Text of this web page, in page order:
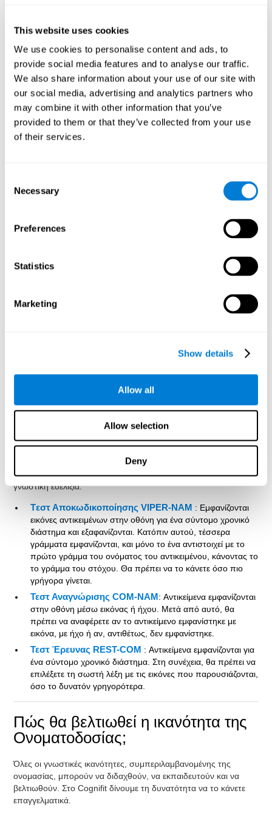
This website uses cookies
We use cookies to personalise content and ads, to
provide social media features and to analyse our traffic.
We also share information about your use of our site with
our social media, advertising and analytics partners who
may combine it with other information that you’ve
provided to them or that they’ve collected from your use
of their services.
Selection
Necessary
Preferences
Statistics
Marketing
Show details
Allow all
Allow selection
Deny
Παρά το γεγονός ότι εμφανίζονται προβλήματα της Ονομασίας
τούτου, δεν πρέπει να συγχέουμε τα προβλήματα της
Ονομασίας με τη σημασιολογική άνοια. Σε αυτή την περίπτωση,
αυτό που συμβαίνει είναι ότι το άτομο χάνει τις ήδη κεκτημένες
πληροφορίες στο σημασιολογικό απόθεμα, όχι την πρόσβαση
στο απόθεμα. Έτσι, το άτομο δεν είναι σε θέση να παρέχει
κάποια πληροφορία (ίσως πολύ γενικές πληροφορίες) για τη
λέξη που προσπαθεί να πει.
αξιολογήσουμε την ικανότητα της
Η ονομασία είναι κρίσιμης σημασίας για την επικοινωνία και τη
γλωσσική κατανόηση. Σε οποιαδήποτε κατάσταση όπου θα
πρέπει να αναφερθούμε σε κάτι, θα χρησιμοποιήσουμε την
εκτιμηθεί με αποτελεσματικό και αξιόπιστο τρόπο μία μακρά
ικανότητας της ονομασίας. Συγκεκριμένα, για να αξιολογηθεί η
ικανότητα της ονοματοδοσίας, διαθέτουμε διαφορετικές
επικυρωμένες ασκήσεις, οι οποίες επιτρέπουν την ακριβή
εκτίμηση της ικανότητας του χρήστη να ονομάζει λέξεις. Οι
δοκιμές για την αξιολόγηση της γνωστικής ικανότητας είναι
εμπνευσμένες από τις ασκήσεις των NEPSY, Korkman, Kirk και
Kemp (1998). Με αυτές τις ασκήσεις, πέρα από τη ικανότητα
της ονοματοδοσίας, υπολογίζεται επίσης η οπτική αντίληψη, ο
χρόνος απόκρισης, η μνήμη με βάση τα συμφραζόμενα και η
γνωστική ευελιξία.
Tεστ Αποκωδικοποίησης VIPER-ΝΑΜ : Εμφανίζονται
εικόνες αντικειμένων στην οθόνη για ένα σύντομο χρονικό
διάστημα και εξαφανίζονται. Κατόπιν αυτού, τέσσερα
γράμματα εμφανίζονται, και μόνο το ένα αντιστοιχεί με το
πρώτο γράμμα του ονόματος του αντικειμένου, κάνοντας το
το γράμμα του στόχου. Θα πρέπει να το κάνετε όσο πιο
γρήγορα γίνεται.
Τεστ Αναγνώρισης COM-NAM : Αντικείμενα εμφανίζονται
στην οθόνη μέσω εικόνας ή ήχου. Μετά από αυτό, θα
πρέπει να αναφέρετε αν το αντικείμενο εμφανίστηκε με
εικόνα, με ήχο ή αν, αντιθέτως, δεν εμφανίστηκε.
Τεστ Έρευνας REST-COM : Αντικείμενα εμφανίζονται για
ένα σύντομο χρονικό διάστημα. Στη συνέχεια, θα πρέπει να
επιλέξετε τη σωστή λέξη με τις εικόνες που παρουσιάζονται,
όσο το δυνατόν γρηγορότερα.
Πώς θα βελτιωθεί η ικανότητα της
Ονοματοδοσίας;
Όλες οι γνωστικές ικανότητες, συμπεριλαμβανομένης της
ονομασίας, μπορούν να διδαχθούν, να εκπαιδευτούν και να
βελτιωθούν. Στο Cognifit δίνουμε τη δυνατότητα να το κάνετε
επαγγελματικά.